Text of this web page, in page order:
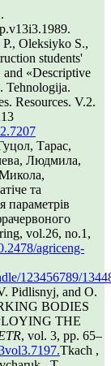
Oleksiyko S.,
students'
«Descriptive
Tehnologija.
Resources. V.2.
Тарас,
Людмила,
та
параметрів
vol.26, no.1,
agriceng-
123456789/
Pidlisnyj, and O.
BODIES
THE
, vol. 3, pp. 65–
Tkach ,